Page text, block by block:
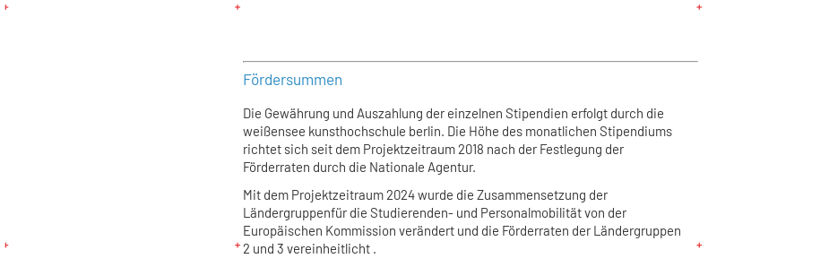
Fördersummen
Die Gewährung und Auszahlung der einzelnen Stipendien erfolgt durch die
weißensee kunsthochschule berlin. Die Höhe des monatlichen Stipendiums
richtet sich seit dem Projektzeitraum 2018 nach der Festlegung der
Förderraten durch die Nationale Agentur.
Mit dem Projektzeitraum 2024 wurde die Zusammensetzung der
Ländergruppenfür die Studierenden- und Personalmobilitätvon der
Europäischen Kommission verändert und die Förderraten der Ländergruppen
2 und 3 vereinheitlicht .